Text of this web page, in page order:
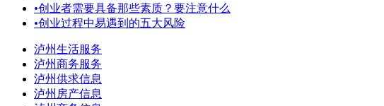
•创业者需要具备那些素质？要注意什么
•创业过程中易遇到的五大风险
泸州生活服务
泸州商务服务
泸州供求信息
泸州房产信息